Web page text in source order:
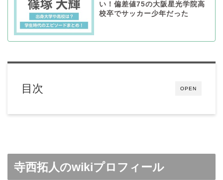
い！偏差値75の大阪星光学院高
校卒でサッカー少年だった
OPEN
目次
寺西拓人のwikiプロフィール